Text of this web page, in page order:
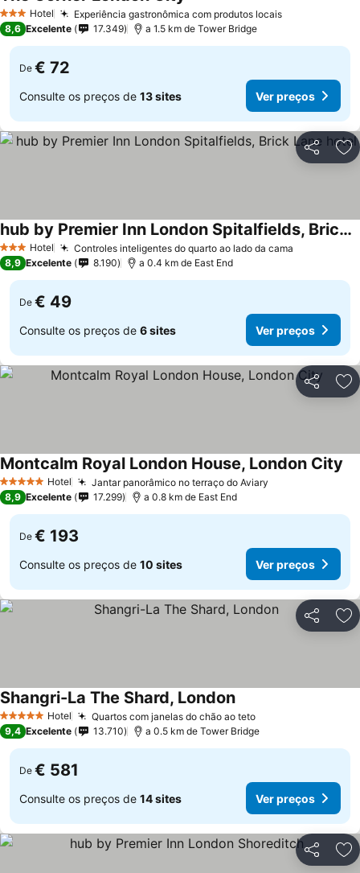
3 EstrelasHotel Experiência gastronômica com produtos locaisVer preços
8,6 Excelente 17.349 a 1.5 km de Tower Bridge
De € 72
Consulte os preços de 13 sites Ver preços
Partilhar
3 EstrelasHotel Controles inteligentes do quarto ao lado da cama
hub by Premier Inn London Spitalfields, Brick Lane hotel
Ver preços
8,9 Excelente 8.190 a 0.4 km de East End
De € 49
Consulte os preços de 6 sites Ver preços
Partilhar
5 Estrelas Hotel Jantar panorâmico no terraço do Aviary
Montcalm Royal London House, London City
8,9 Excelente 17.299 a 0.8 km de East End
De € 193
Consulte os preços de 10 sites Ver preços
Partilhar
5 Estrelas Hotel Quartos com janelas do chão ao tetoVer preços
Shangri-La The Shard, LondonVer preços
9,4 Excelente 13.710 a 0.5 km de Tower Bridge
De € 581
Consulte os preços de 14 sites Ver preços
Partilhar